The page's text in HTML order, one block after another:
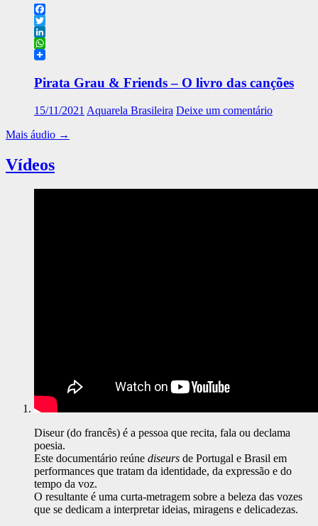
Facebook
Twitter
LinkedIn
WhatsApp
Pirata Grau & Friends – O livro das canções
15/11/2021 Aquarela Brasileira Deixe um comentário
Mais áudio →
Vídeos
Diseur (do francês) é a pessoa que recita, fala ou declama
poesia.
Este documentário reúne diseurs de Portugal e Brasil em
performances que tratam da identidade, da expressão e do
tempo da voz.
O resultante é uma curta-metragem sobre a beleza das vozes
que se dedicam a interpretar ideias, miragens e delicadezas.